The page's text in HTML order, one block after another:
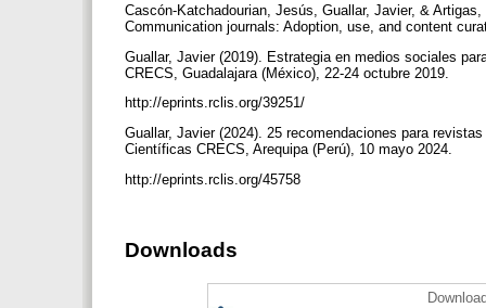
Cascón-Katchadourian, Jesús, Guallar, Javier, &
Communication journals: Adoption, use, and content
Guallar, Javier (2019). Estrategia en medios sociales
CRECS, Guadalajara (México), 22-24 octubre 2019.
http://eprints.rclis.org/39251/
Guallar, Javier (2024). 25 recomendaciones para
Científicas CRECS, Arequipa (Perú), 10 mayo 2024.
http://eprints.rclis.org/45758
Downloads